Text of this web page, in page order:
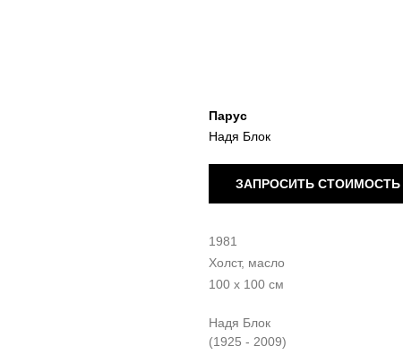
Парус
Надя Блок
ЗАПРОСИТЬ СТОИМОСТЬ
1981
Холст, масло
100 х 100 см
Надя Блок
(1925 - 2009)